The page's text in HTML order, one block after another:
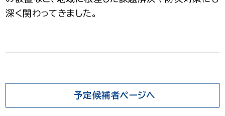
深く関わってきました。
予定候補者ページへ